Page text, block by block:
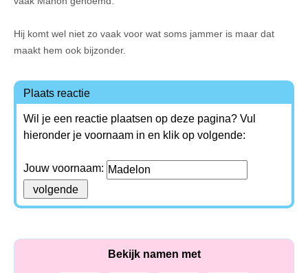
Hij komt wel niet zo vaak voor wat soms jammer is maar dat
maakt hem ook bijzonder.
Plaats reactie
Wil je een reactie plaatsen op deze pagina? Vul
hieronder je voornaam in en klik op volgende:
Jouw voornaam:
Bekijk namen met